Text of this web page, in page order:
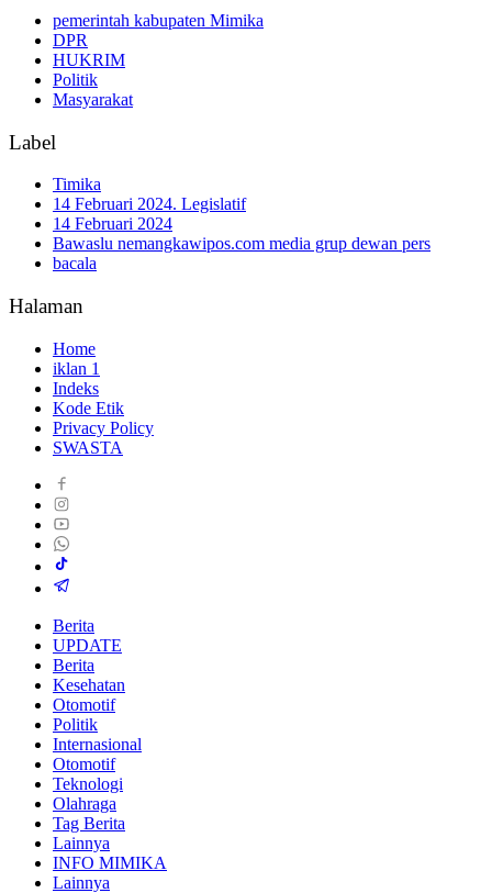
pemerintah kabupaten Mimika
DPR
HUKRIM
Politik
Masyarakat
Label
Timika
14 Februari 2024. Legislatif
14 Februari 2024
Bawaslu nemangkawipos.com media grup dewan pers
bacala
Halaman
Home
iklan 1
Indeks
Kode Etik
Privacy Policy
SWASTA
Berita
UPDATE
Berita
Kesehatan
Otomotif
Politik
Internasional
Otomotif
Teknologi
Olahraga
Tag Berita
Lainnya
INFO MIMIKA
Lainnya